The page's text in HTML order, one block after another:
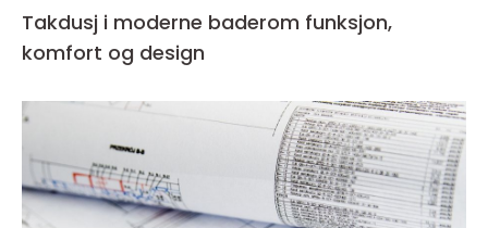
Takdusj i moderne baderom funksjon,
komfort og design